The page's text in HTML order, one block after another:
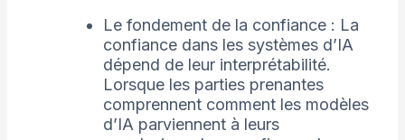
Le fondement de la confiance : La
confiance dans les systèmes d’IA
dépend de leur interprétabilité.
Lorsque les parties prenantes
comprennent comment les modèles
d’IA parviennent à leurs